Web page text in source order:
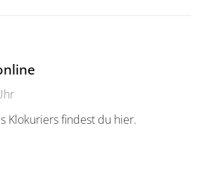
Klokuriers findest du hier.